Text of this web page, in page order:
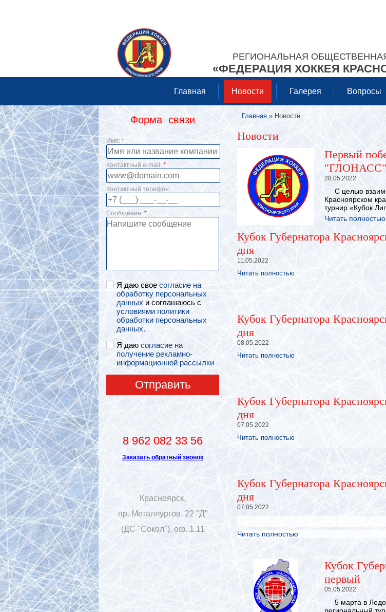
РЕГИОНАЛЬНАЯ
«ФЕДЕРАЦИЯ ХОККЕЯ
Главная Новости Галерея Вопросы
Форма связи
Имя: *
Контактный e-mail: *
Контактный телефон:
Сообщение: *
Я даю свое согласие на
обработку персональных
данных и соглашаюсь с
условиями политики
обработки персональных
данных.
Я даю согласие на
получение рекламно-
информационной рассылки
Отправить
8 962 082 33 56
Заказать обратный звонок
Красноярск,
пр. Металлургов, 22 "Д"
(ДС "Сокол"), оф. 1.11
Вы здесь
Главная » Новости
Новости
Первый
"ГЛОНАСС"
28.05.2022
С целью
Красноярском
турнир «Кубок
Читать полностью
Кубок Губернатора
дня
11.05.2022
Читать полностью
Кубок Губернатора
дня
08.05.2022
Читать полностью
Кубок Губернатора
дня
07.05.2022
Читать полностью
Кубок Губернатора
дня
07.05.2022
Читать полностью
Кубок
первый
05.05.2022
5 марта в